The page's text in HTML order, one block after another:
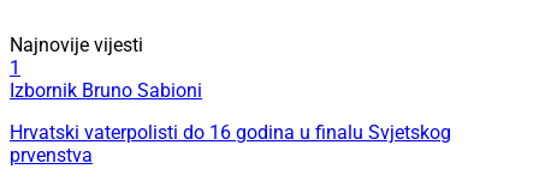
Najnovije vijesti
1
Izbornik Bruno Sabioni
Hrvatski vaterpolisti do 16 godina u finalu Svjetskog
prvenstva